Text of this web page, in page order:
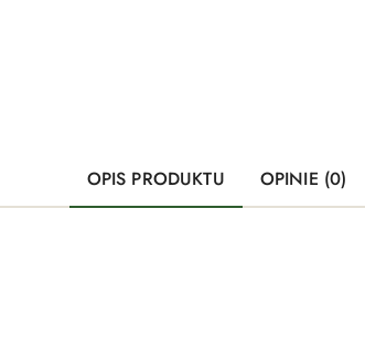
OPIS PRODUKTU OPINIE (0)